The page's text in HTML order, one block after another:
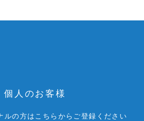
個人のお客様
ルの方はこちらからご登録ください